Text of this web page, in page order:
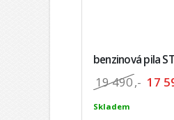
benzinová pila
19 490,- 17
Skladem